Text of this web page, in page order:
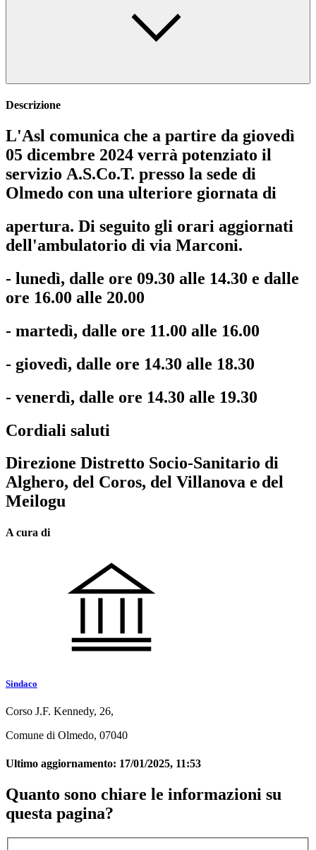
Descrizione
L'Asl comunica che a partire da giovedì
05 dicembre 2024 verrà potenziato il
servizio A.S.Co.T. presso la sede di
Olmedo con una ulteriore giornata di
apertura. Di seguito gli orari aggiornati
dell'ambulatorio di via Marconi.
- lunedì, dalle ore 09.30 alle 14.30 e dalle
ore 16.00 alle 20.00
- martedì, dalle ore 11.00 alle 16.00
- giovedì, dalle ore 14.30 alle 18.30
- venerdì, dalle ore 14.30 alle 19.30
Cordiali saluti
Direzione Distretto Socio-Sanitario di
Alghero, del Coros, del Villanova e del
Meilogu
A cura di
Sindaco
Corso J.F. Kennedy, 26,
Comune di Olmedo, 07040
Ultimo aggiornamento: 17/01/2025, 11:53
Quanto sono chiare le informazioni su
questa pagina?